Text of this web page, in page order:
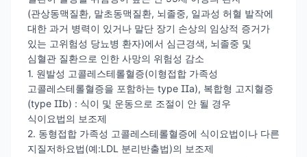
(관상동맥질환, 말초동맥질환, 뇌졸중, 일과성 허혈 발작에
대한 과거 병력이 있거나 말단 장기 손상의 임상적 증거가
있는 고위험성 당뇨병 환자)에서 심근경색, 뇌졸중 및
심혈관 질환으로 인한 사망의 위험성 감소
1. 원발성 고콜레스테롤혈증(이형접합 가족성
고콜레스테롤혈증을 포함하는 type IIa), 복합형 고지혈증
(type IIb) : 식이 및 운동으로 조절이 안 될 경우
식이요법의 보조제
2. 동형접합 가족성 고콜레스테롤혈증에 식이요법이나 다른
지질저하요법(예:LDL 분리반출법)의 보조제